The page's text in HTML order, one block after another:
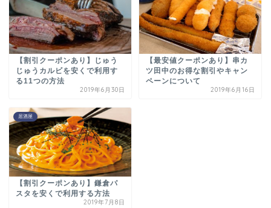
【割引クーポンあり】じゅう
じゅうカルビを安くで利用す
る11つの方法
2019年6月30日
【最安値クーポンあり】串カ
ツ田中のお得な割引やキャン
ペーンについて
2019年6月16日
居酒屋
【割引クーポンあり】鎌倉パ
スタを安くで利用する方法
2019年7月8日